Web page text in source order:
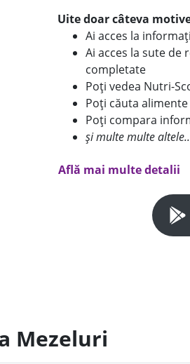
Uite doar câteva
Ai acces la
Ai acces la sute
completate
Poți vedea Nutri-
Poți căuta
Poți compara
și multe multe
Află mai multe detalii
Mezeluri